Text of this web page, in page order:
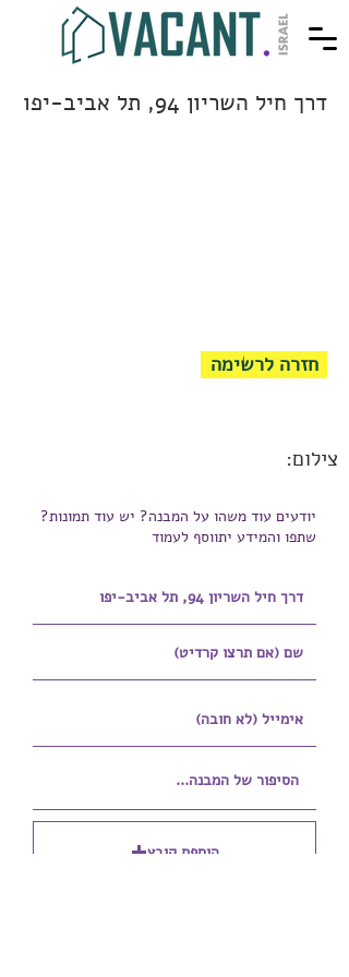
דרך חיל השריון 94, תל אביב-יפו
חזרה לרשימה
צילום:
יודעים עוד משהו על המבנה? יש עוד תמונות?
שתפו והמידע יתווסף לעמוד
הוספת קובץ